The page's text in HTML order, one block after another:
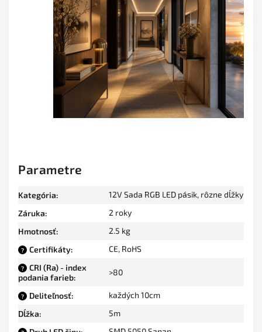
Parametre
Kategória:
12V Sada RGB LED pásik, rôzne dĺžky
Záruka:
2 roky
Hmotnosť: 2.5 kg
? Certifikáty: CE, RoHS
?
CRI (Ra) - index
podania farieb:
>80
? Deliteľnosť:
každých 10cm
Dĺžka: 5m